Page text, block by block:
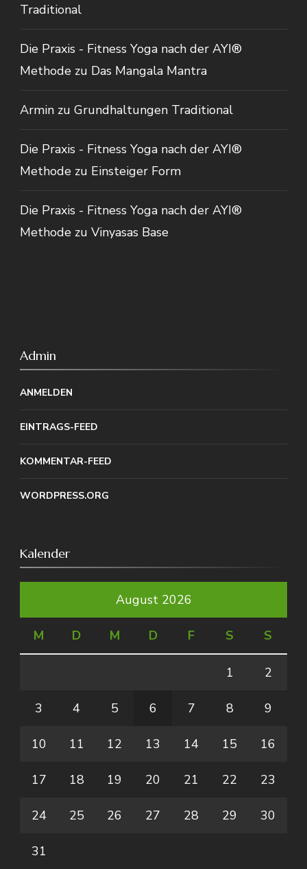
Traditional
Die Praxis - Fitness Yoga nach der AYI®
Methode zu Das Mangala Mantra
Armin zu Grundhaltungen Traditional
Die Praxis - Fitness Yoga nach der AYI®
Methode zu Einsteiger Form
Die Praxis - Fitness Yoga nach der AYI®
Methode zu Vinyasas Base
Admin
ANMELDEN
EINTRAGS-FEED
KOMMENTAR-FEED
WORDPRESS.ORG
Kalender
August 2026
M D M D F S S
1 2
3 4 5 6 7 8 9
10 11 12 13 14 15 16
17 18 19 20 21 22 23
24 25 26 27 28 29 30
31